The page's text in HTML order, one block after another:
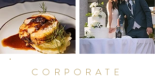
CORPORATE